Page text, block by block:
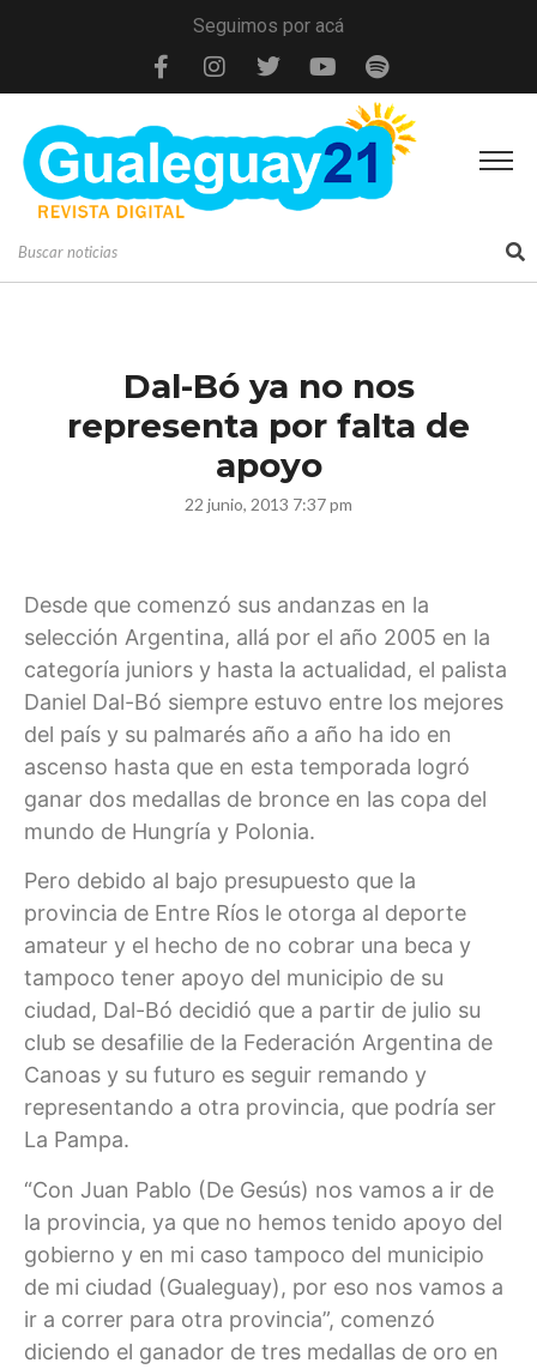
Seguimos por acá
Dal-Bó ya no nos
representa por falta de
apoyo
22 junio, 2013 7:37 pm
Desde que comenzó sus andanzas en la
selección Argentina, allá por el año 2005 en la
categoría juniors y hasta la actualidad, el palista
Daniel Dal-Bó siempre estuvo entre los mejores
del país y su palmarés año a año ha ido en
ascenso hasta que en esta temporada logró
ganar dos medallas de bronce en las copa del
mundo de Hungría y Polonia.
Pero debido al bajo presupuesto que la
provincia de Entre Ríos le otorga al deporte
amateur y el hecho de no cobrar una beca y
tampoco tener apoyo del municipio de su
ciudad, Dal-Bó decidió que a partir de julio su
club se desafilie de la Federación Argentina de
Canoas y su futuro es seguir remando y
representando a otra provincia, que podría ser
La Pampa.
“Con Juan Pablo (De Gesús) nos vamos a ir de
la provincia, ya que no hemos tenido apoyo del
gobierno y en mi caso tampoco del municipio
de mi ciudad (Gualeguay), por eso nos vamos a
ir a correr para otra provincia”, comenzó
diciendo el ganador de tres medallas de oro en